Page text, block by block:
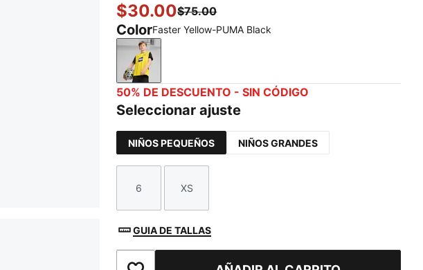
$30.00$75.00
ColorFaster Yellow-PUMA Black
Faster Yellow-PUMA Black
50% DE DESCUENTO - SIN CÓDIGO
Seleccionar ajuste
NIÑOS PEQUEÑOS NIÑOS GRANDES
Talla
6
Talla
XS
GUIA DE TALLAS